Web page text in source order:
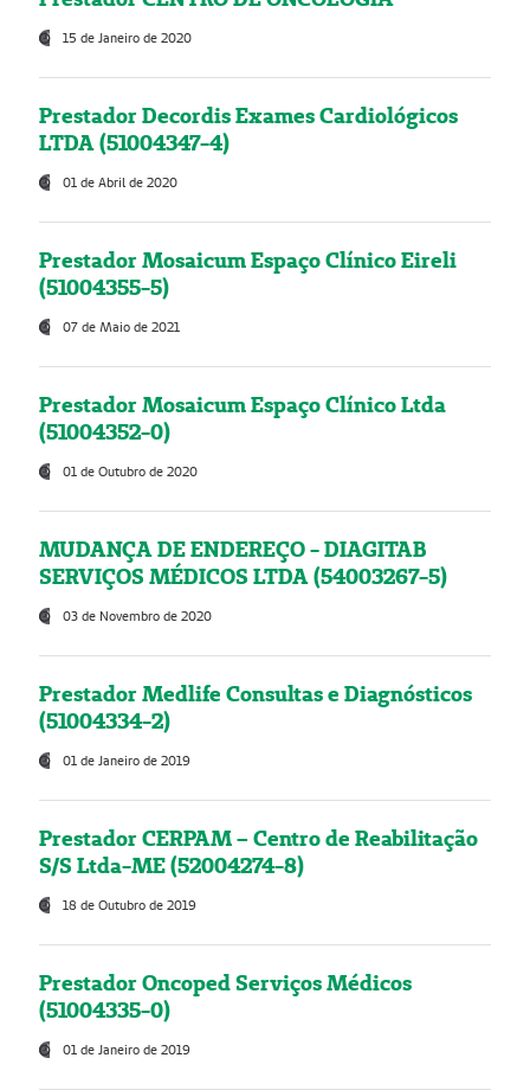
15 de Janeiro de 2020
Prestador Decordis Exames Cardiológicos
LTDA (51004347-4)
01 de Abril de 2020
Prestador Mosaicum Espaço Clínico Eireli
(51004355-5)
07 de Maio de 2021
Prestador Mosaicum Espaço Clínico Ltda
(51004352-0)
01 de Outubro de 2020
MUDANÇA DE ENDEREÇO - DIAGITAB
SERVIÇOS MÉDICOS LTDA (54003267-5)
03 de Novembro de 2020
Prestador Medlife Consultas e Diagnósticos
(51004334-2)
01 de Janeiro de 2019
Prestador CERPAM – Centro de Reabilitação
S/S Ltda-ME (52004274-8)
18 de Outubro de 2019
Prestador Oncoped Serviços Médicos
(51004335-0)
01 de Janeiro de 2019